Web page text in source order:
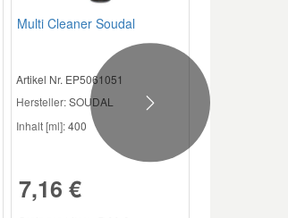
Multi Cleaner Soudal
Artikel Nr. EP5061051
Hersteller:SOUDAL
Inhalt [ml]:400
7,16 €
Next